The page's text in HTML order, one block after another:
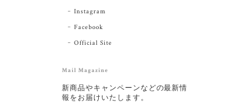
Instagram
Facebook
Official Site
Mail Magazine
新商品やキャンペーンなどの最新情
報をお届けいたします。